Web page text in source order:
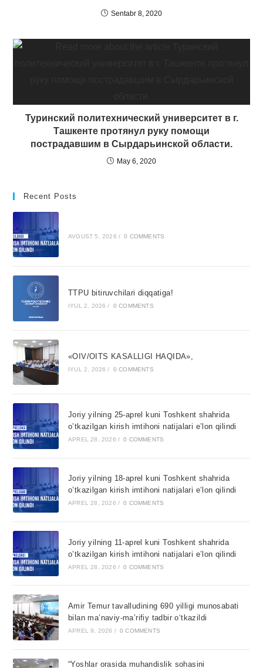
Sentabr 8, 2020
Туринский политехнический университет в г.
Ташкенте протянул руку помощи
пострадавшим в Сырдарьинской области.
May 6, 2020
Recent Posts
AVGUST 5, 2026 / 0 COMMENTS
TTPU bitiruvchilari diqqatiga!
IYUL 2, 2026 / 0 COMMENTS
«OIV/OITS KASALLIGI HAQIDA»,
IYUL 2, 2026 / 0 COMMENTS
Joriy yilning 25-aprel kuni Toshkent shahrida
o’tkazilgan kirish imtihoni natijalari e’lon qilindi
APREL 28, 2026 / 0 COMMENTS
Joriy yilning 18-aprel kuni Toshkent shahrida
o’tkazilgan kirish imtihoni natijalari e’lon qilindi
APREL 28, 2026 / 0 COMMENTS
Joriy yilning 11-aprel kuni Toshkent shahrida
o’tkazilgan kirish imtihoni natijalari e’lon qilindi
APREL 28, 2026 / 0 COMMENTS
Amir Temur tavalludining 690 yilligi munosabati
bilan ma’naviy-ma’rifiy tadbir o‘tkazildi
APREL 9, 2026 / 0 COMMENTS
“Yoshlar orasida muhandislik sohasini